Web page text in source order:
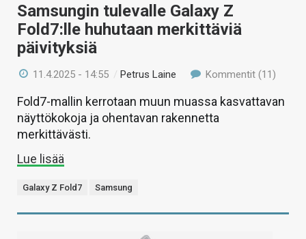
Samsungin tulevalle Galaxy Z
Fold7:lle huhutaan merkittäviä
päivityksiä
11.4.2025 - 14:55 /Petrus Laine Kommentit (11)
Fold7-mallin kerrotaan muun muassa kasvattavan
näyttökokoja ja ohentavan rakennetta
merkittävästi.
Lue lisää
Galaxy Z Fold7 Samsung